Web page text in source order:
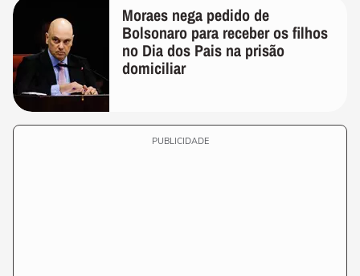
Moraes nega pedido de
Bolsonaro para receber os filhos
no Dia dos Pais na prisão
domiciliar
PUBLICIDADE